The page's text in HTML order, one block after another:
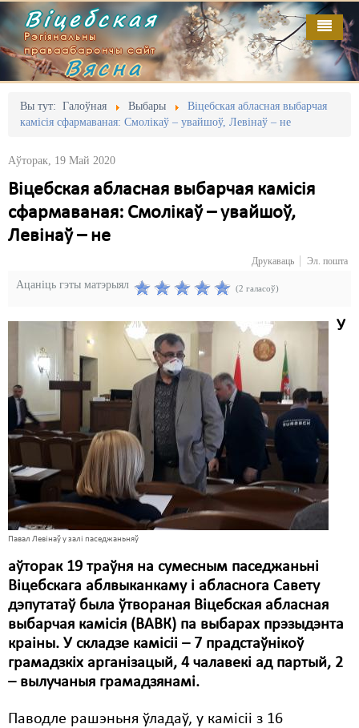
Віцебская
Рэгіянальны
праваабарончы сайт
Вясна
Вы тут: Галоўная Выбары
Віцебская абласная выбарчая
камісія сфармаваная: Смолікаў – увайшоў, Левінаў – не
Аўторак, 19 Май 2020
Віцебская абласная выбарчая камісія
сфармаваная: Смолікаў – увайшоў,
Левінаў – не
Друкаваць Эл. пошта
Ацаніць гэты матэрыял (2 галасоў)
Павал Левінаў у залі паседжаньняў
У
аўторак 19 траўня на сумесным паседжаньні
Віцебскага аблвыканкаму і абласнога Савету
дэпутатаў была ўтвораная Віцебская абласная
выбарчая камісія (ВАВК) па выбарах прэзыдэнта
краіны. У складзе камісіі – 7 прадстаўнікоў
грамадзкіх арганізацый, 4 чалавекі ад партый, 2
– вылучаныя грамадзянамі.
Паводле рашэньня ўладаў, у камісіі з 16
Галоўная
Адміністрацыйны перасьлед
Безбар'ернае асяродзьдзе
Выбары
Грамадзянскія ініцыятывы
Затрыманьні
Карная псыхіятрыя
КПЧ ААН
Культурныя правы
Мігранты
Мірныя сходы
Праваабаронцы
Правы дзіцяці
Пэнітэнцыярная сыстэма
Распальваньне варожасьці
Рознае
Выданьні
Кантакт
Пра нас
RSS